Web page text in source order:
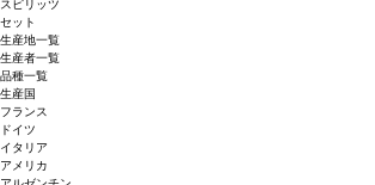
スピリッツ
セット
生産地一覧
生産者一覧
品種一覧
生産国
フランス
ドイツ
イタリア
アメリカ